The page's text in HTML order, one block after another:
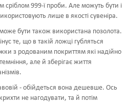
сріблом 999-ї проби. Але можуть бути і
лише в якості сувеніра.
бути також використана позолота.
те, що в такій ложці губляться
з родованим покриттям які надійно
але й зберігає життя
- обійдеться вона дешевше. Ось
не нагодувати, та й потім